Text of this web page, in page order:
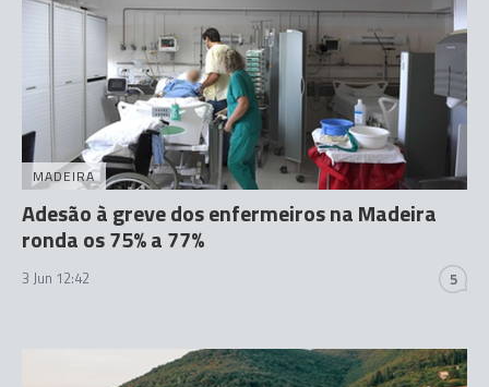
MADEIRA
Adesão à greve dos enfermeiros na Madeira
ronda os 75% a 77%
3 Jun 12:42 5